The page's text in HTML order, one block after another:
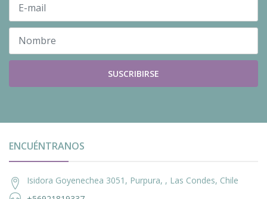
SUSCRIBIRSE
ENCUÉNTRANOS
Isidora Goyenechea 3051, Purpura, , Las Condes, Chile